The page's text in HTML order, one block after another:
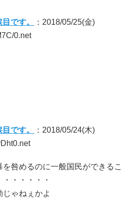
です。
：2018/05/25(金)
0.net
です。
：2018/05/24(木)
咎めるのに一般国民ができるこ
・・・・・
じゃねぇかよ